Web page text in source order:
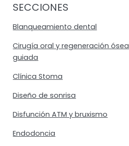
SECCIONES
Blanqueamiento dental
Cirugía oral y regeneración ósea
guiada
Clínica Stoma
Diseño de sonrisa
Disfunción ATM y bruxismo
Endodoncia